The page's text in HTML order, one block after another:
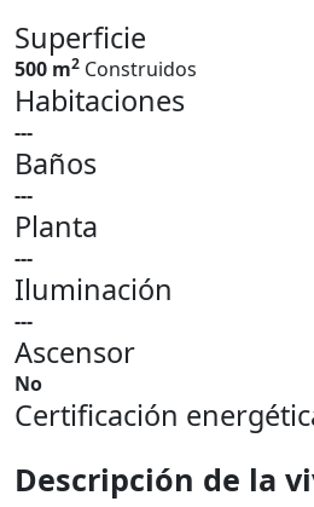
Superficie
500 m2 Construidos
Habitaciones
---
Baños
---
Planta
---
Iluminación
---
Ascensor
No
Certificación
Descripción de la